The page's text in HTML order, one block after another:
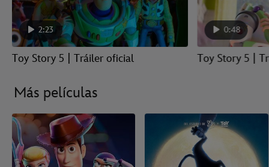
2:23
Toy Story 5 | Tráiler oficial
0:48
Toy Story 5 |
Más películas